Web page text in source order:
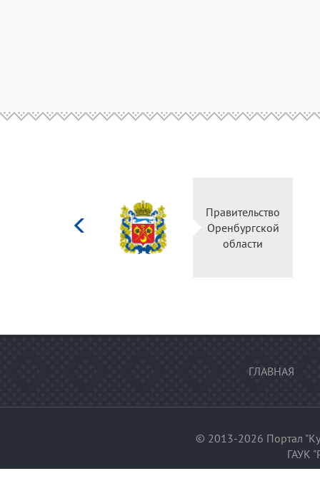
культуры
Российской
Правительство
Оренбургской
области
ГЛАВНАЯ
© 2013-2026 Портал
ГАУК